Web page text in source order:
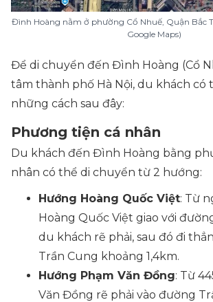
Đình Hoàng nằm ở phường Cổ Nhuế, Quận Bắc
Google Maps)
Để di chuyển đến Đình Hoàng (Cổ
tâm thành phố Hà Nội, du khách có
những cách sau đây:
Phương tiện cá nhân
Du khách đến Đình Hoàng bằng
nhân có thể di chuyển từ 2 hướng:
Hướng Hoàng Quốc Việt: Từ
Hoàng Quốc Việt giao với
du khách rẽ phải, sau đó đi
Trần Cung khoảng 1,4km.
Hướng Phạm Văn Đồng: Từ
Văn Đồng rẽ phải vào đường